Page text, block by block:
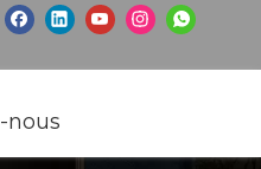
nous